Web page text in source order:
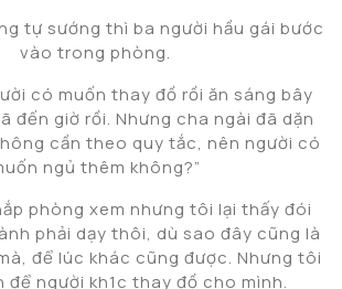
tự sướng thì ba người hầu gái bước
vào trong phòng.
có muốn thay đồ rồi ăn sáng bây
đến giờ rồi. Nhưng cha ngài đã dặn
cần theo quy tắc, nên người có
ngủ thêm không?”
phòng xem nhưng tôi lại thấy đói
phải dạy thôi, dù sao đây cũng là
để lúc khác cũng được. Nhưng tôi
để người kh1c thay đồ cho mình.